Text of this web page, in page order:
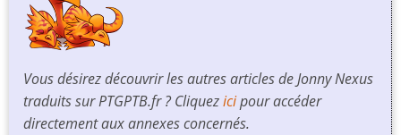
Vous désirez découvrir les autres articles de Jonny Nexus
traduits sur PTGPTB.fr ? Cliquezicipour accéder
directement aux annexes concernés.